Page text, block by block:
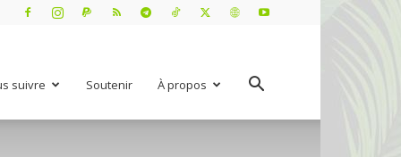
suivre Soutenir À propos